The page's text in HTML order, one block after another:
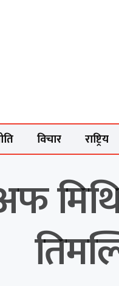
विचार राष्ट्रिय